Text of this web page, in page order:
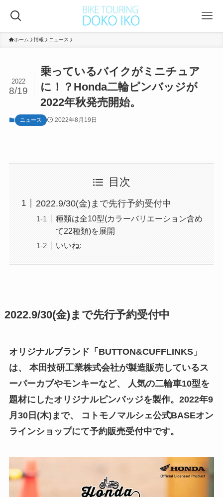
ホーム 情報 ニュース
乗っているバイクがミニチュア
に！？Honda二輪ピンバッジが
2022年秋発売開始。
2022
8/19
ニュース 2022年8月19日
目次
2022.9/30(金)まで先行予約受付中
種類は全10型(カラーバリエーション含め
て22種類)を展開
いいね:
2022.9/30(金)まで先行予約受付中
オリジナルブランド「BUTTON&CUFFLINKS」
は、 本田技研工業株式会社が製造販売しているス
ーパーカブやモンキーなど、 人気の二輪車10型を
題材にしたオリジナルピンバッジを製作。2022年9
月30日(木)まで、 コトモノマルシェ公式BASEオン
ラインショップにて予約販売受付中です。